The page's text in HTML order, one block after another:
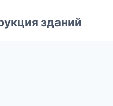
зданий